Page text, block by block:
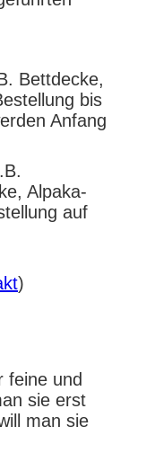
Bettdecke,
bis
Anfang
Alpaka-
auf
)
feine und
sie erst
man sie